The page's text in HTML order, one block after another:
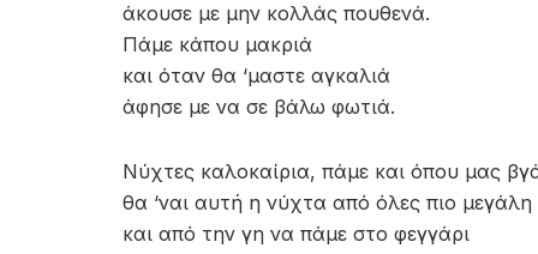
άκουσε με μην κολλάς πουθενά.
Πάμε κάπου μακριά
και όταν θα ‘μαστε αγκαλιά
άφησε με να σε βάλω φωτιά.
Νύχτες καλοκαίρια, πάμε και όπου μας
θα ‘ναι αυτή η νύχτα από όλες πιο μεγάλη
και από την γη να πάμε στο φεγγάρι